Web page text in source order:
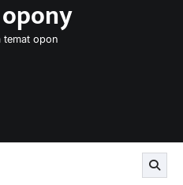
temat opon